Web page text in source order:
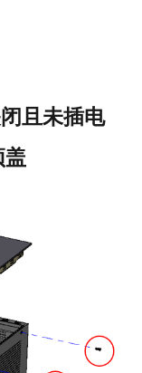
且未插电
盖